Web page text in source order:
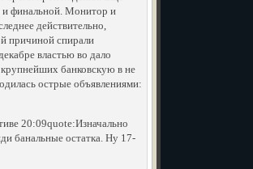
и финальной. Монитор и
действительно,
причиной спирали
властью во дало
банковскую в не
острые объявлениями:
20:09quote:Изначально
банальные остатка. Ну 17-